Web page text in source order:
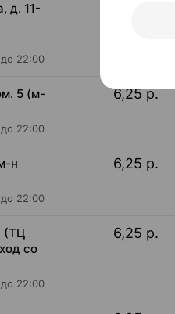
д. 11-
до 22:00
5 (м-
до 22:00
6,25 р.
н
до 22:00
6,25 р.
(ТЦ
со
до 22:00
6,25 р.